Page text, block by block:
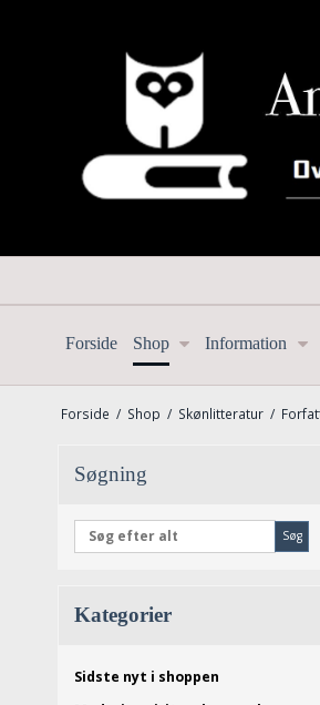
Forside Shop Information
Forside / Shop / Skønlitteratur /
Søgning
Søg
Kategorier
Sidste nyt i shoppen